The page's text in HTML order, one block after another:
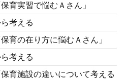
習で悩むＡさん」
考える
在り方に悩むＡさん」
考える
設の違いについて考える